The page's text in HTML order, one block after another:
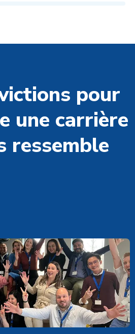
pour
une carrière
ressemble